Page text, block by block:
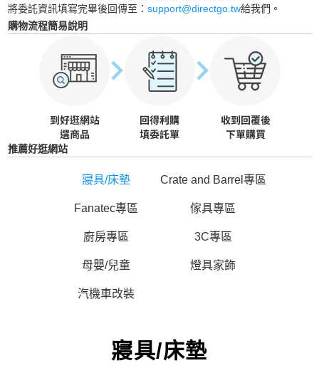
將委託資訊填寫完畢後回傳至：support@directgo.tw給我們。
購物流程簡易說明
推薦好逛網站
寢具/床墊 Crate and Barrel專區
Fanatec專區 傢具專區
廚房專區 3C專區
母嬰/兒童 燈具家飾
汽機車改裝
寢具/床墊